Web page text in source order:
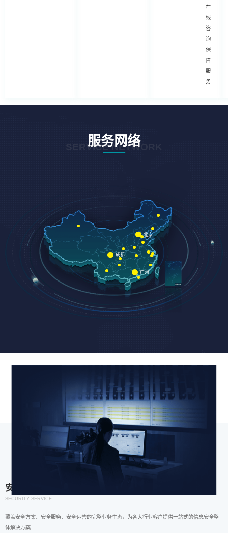
在
线
咨
询
保
障
服
务
服务网络
SERVICE NETWORK
北京
成都
广州
安全服务
SECURITY SERVICE
覆盖安全方案、安全服务、安全运营的完整业务生态，为各大行业客户提供一站式的信息安全整
体解决方案